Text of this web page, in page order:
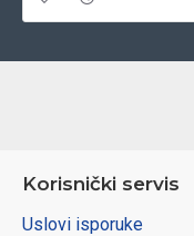
Korisnički servis
Uslovi isporuke